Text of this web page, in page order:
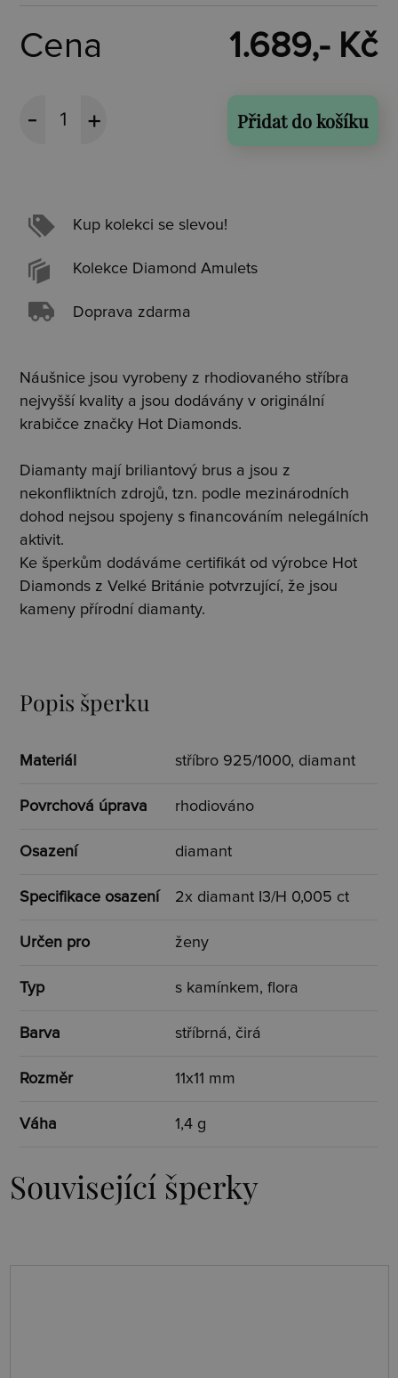
Cena 1.689,- Kč
Přidat do košíku
Kup kolekci se slevou!
Kolekce Diamond Amulets
Doprava zdarma
Náušnice jsou vyrobeny z rhodiovaného stříbra
nejvyšší kvality a jsou dodávány v originální
krabičce značky Hot Diamonds.
Diamanty mají briliantový brus a jsou z
nekonfliktních zdrojů, tzn. podle mezinárodních
dohod nejsou spojeny s financováním nelegálních
aktivit.
Ke šperkům dodáváme certifikát od výrobce Hot
Diamonds z Velké Británie potvrzující, že jsou
kameny přírodní diamanty.
Popis šperku
Materiál stříbro 925/1000, diamant
Povrchová úprava rhodiováno
Osazení diamant
Specifikace osazení 2x diamant I3/H 0,005 ct
Určen pro ženy
Typ s kamínkem, flora
Barva stříbrná, čirá
Rozměr 11x11 mm
Váha 1,4 g
Související šperky